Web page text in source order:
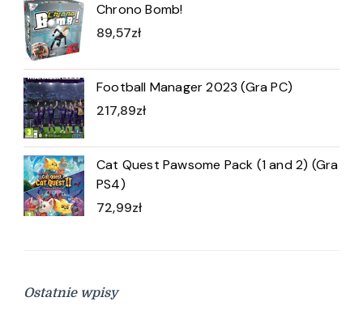
Chrono Bomb!
89,57zł
Football Manager 2023 (Gra PC)
217,89zł
Cat Quest Pawsome Pack (1 and 2) (Gra
PS4)
72,99zł
Ostatnie wpisy